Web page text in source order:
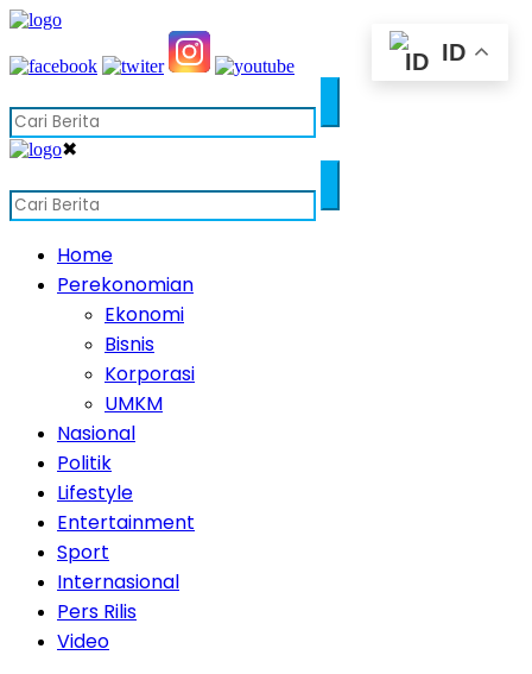
✖
Home
Perekonomian
Ekonomi
Bisnis
Korporasi
UMKM
Nasional
Politik
Lifestyle
Entertainment
Sport
Internasional
Pers Rilis
Video
ID